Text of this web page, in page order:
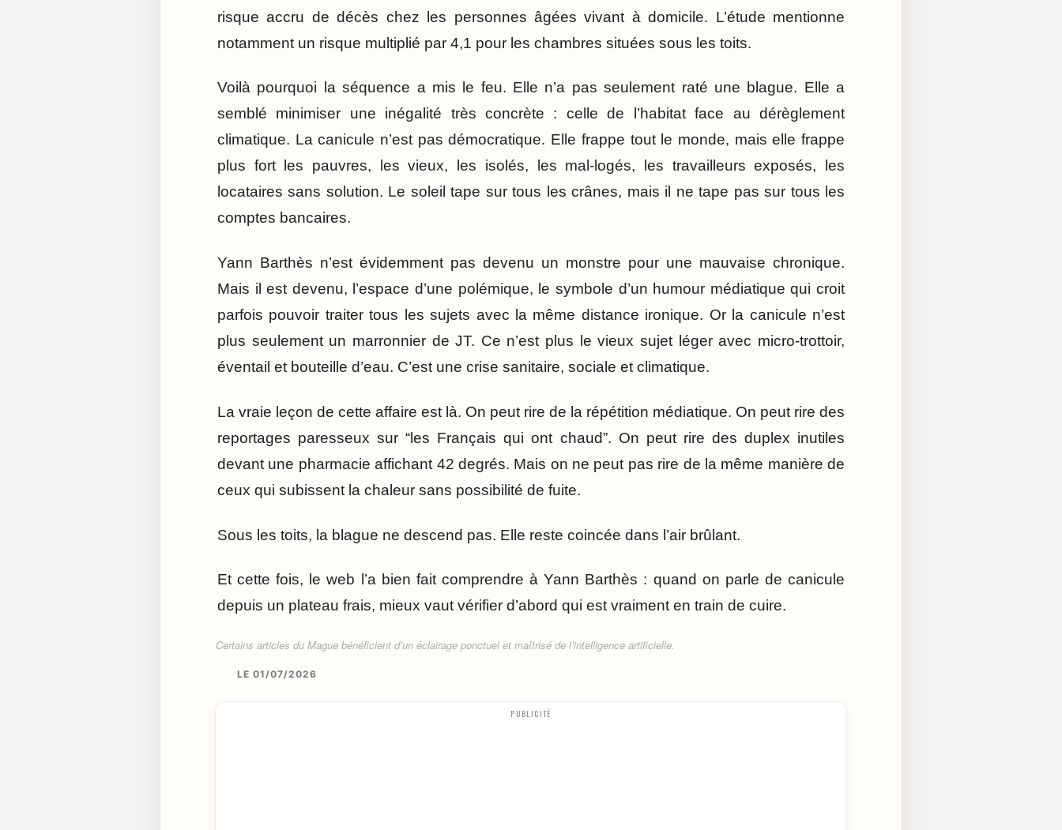
risque accru de décès chez les personnes âgées vivant à domicile. L’étude mentionne
notamment un risque multiplié par 4,1 pour les chambres situées sous les toits.
Voilà pourquoi la séquence a mis le feu. Elle n’a pas seulement raté une blague. Elle a
semblé minimiser une inégalité très concrète : celle de l’habitat face au dérèglement
climatique. La canicule n’est pas démocratique. Elle frappe tout le monde, mais elle frappe
plus fort les pauvres, les vieux, les isolés, les mal-logés, les travailleurs exposés, les
locataires sans solution. Le soleil tape sur tous les crânes, mais il ne tape pas sur tous les
comptes bancaires.
Yann Barthès n’est évidemment pas devenu un monstre pour une mauvaise chronique.
Mais il est devenu, l’espace d’une polémique, le symbole d’un humour médiatique qui croit
parfois pouvoir traiter tous les sujets avec la même distance ironique. Or la canicule n’est
plus seulement un marronnier de JT. Ce n’est plus le vieux sujet léger avec micro-trottoir,
éventail et bouteille d’eau. C’est une crise sanitaire, sociale et climatique.
La vraie leçon de cette affaire est là. On peut rire de la répétition médiatique. On peut rire des
reportages paresseux sur “les Français qui ont chaud”. On peut rire des duplex inutiles
devant une pharmacie affichant 42 degrés. Mais on ne peut pas rire de la même manière de
ceux qui subissent la chaleur sans possibilité de fuite.
Sous les toits, la blague ne descend pas. Elle reste coincée dans l’air brûlant.
Et cette fois, le web l’a bien fait comprendre à Yann Barthès : quand on parle de canicule
depuis un plateau frais, mieux vaut vérifier d’abord qui est vraiment en train de cuire.
Certains articles du Mague bénéficient d’un éclairage ponctuel et maîtrisé de l’intelligence artificielle.
LE 01/07/2026
PUBLICITÉ